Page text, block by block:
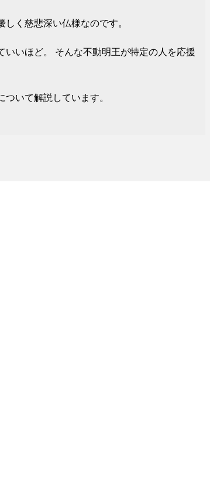
く慈悲深い仏様なのです。
いほど。 そんな不動明王が特定の人を応援
いて解説しています。